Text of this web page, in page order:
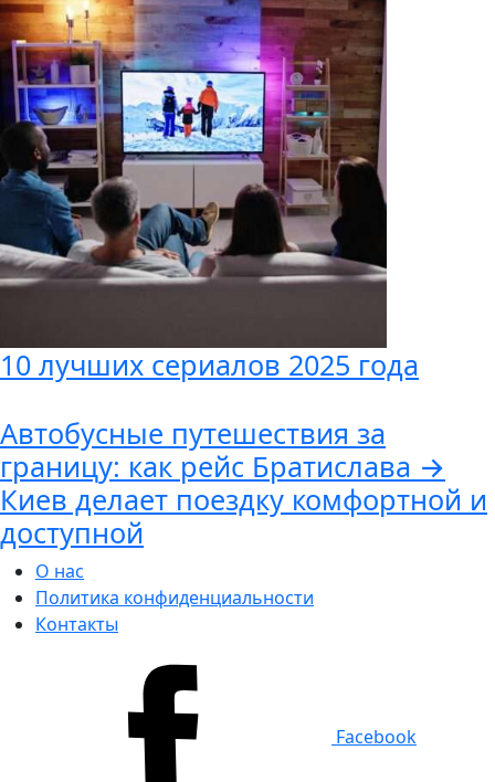
10 лучших сериалов 2025 года
Автобусные путешествия за
границу: как рейс Братислава →
Киев делает поездку комфортной и
доступной
О нас
Политика конфиденциальности
Контакты
Facebook